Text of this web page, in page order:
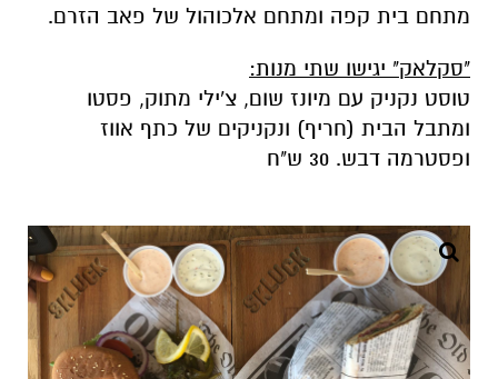
מתחם בית קפה ומתחם אלכוהול של פאב הזרם.
"סקלאק" יגישו שתי מנות:
טוסט נקניק עם מיונז שום, צ'ילי מתוק, פסטו
ומתבל הבית (חריף) ונקניקים של כתף אווז
ופסטרמה דבש. 30 ש"ח